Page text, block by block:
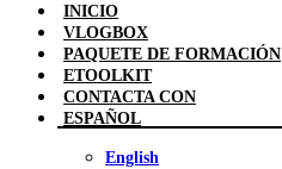
INICIO
VLOGBOX
PAQUETE DE FORMACIÓN
ETOOLKIT
CONTACTA CON
ESPAÑOL
English